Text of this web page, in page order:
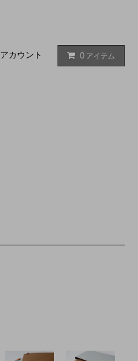
アカウント 0 アイテム